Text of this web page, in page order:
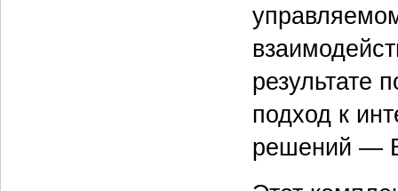
результате
подход к
решений —